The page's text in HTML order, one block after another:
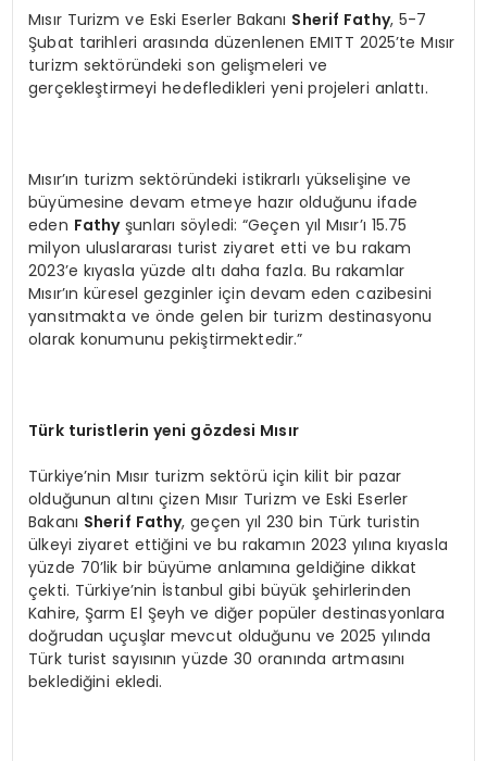
Mısır Turizm ve Eski Eserler Bakanı Sherif Fathy, 5-7
Şubat tarihleri arasında düzenlenen EMITT 2025’te Mısır
turizm sektöründeki son gelişmeleri ve
gerçekleştirmeyi hedefledikleri yeni projeleri anlattı.
Mısır’ın turizm sektöründeki istikrarlı yükselişine ve
büyümesine devam etmeye hazır olduğunu ifade
eden Fathyşunları söyledi: “Geçen yıl Mısır’ı 15.75
milyon uluslararası turist ziyaret etti ve bu rakam
2023’e kıyasla yüzde altı daha fazla. Bu rakamlar
Mısır’ın küresel gezginler için devam eden cazibesini
yansıtmakta ve önde gelen bir turizm destinasyonu
olarak konumunu pekiştirmektedir.”
Türk turistlerin yeni gözdesi Mısır
Türkiye’nin Mısır turizm sektörü için kilit bir pazar
olduğunun altını çizen Mısır Turizm ve Eski Eserler
Bakanı Sherif Fathy, geçen yıl 230 bin Türk turistin
ülkeyi ziyaret ettiğini ve bu rakamın 2023 yılına kıyasla
yüzde 70’lik bir büyüme anlamına geldiğine dikkat
çekti. Türkiye’nin İstanbul gibi büyük şehirlerinden
Kahire, Şarm El Şeyh ve diğer popüler destinasyonlara
doğrudan uçuşlar mevcut olduğunu ve 2025 yılında
Türk turist sayısının yüzde 30 oranında artmasını
beklediğini ekledi.